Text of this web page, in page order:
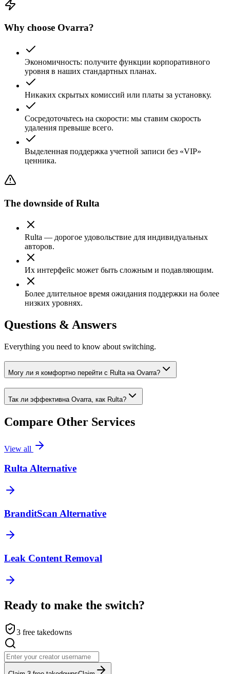
Why choose Ovarra?
Экономичность: получите функции корпоративного
уровня в наших стандартных планах.
Никаких скрытых комиссий или платы за установку.
Сосредоточьтесь на скорости: мы ставим скорость
удаления превыше всего.
Выделенная поддержка учетной записи без «VIP»
ценника.
The downside ofRulta
Rulta — дорогое удовольствие для индивидуальных
авторов.
Их интерфейс может быть сложным и подавляющим.
Более длительное время ожидания поддержки на более
низких уровнях.
Questions & Answers
Everything you need to know about switching.
Могу ли я комфортно перейти с Rulta на Ovarra?
Так ли эффективна Ovarra, как Rulta?
Compare Other Services
View all
Rulta Alternative
BranditScan Alternative
Leak Content Removal
Ready to make the switch?
3 free takedowns